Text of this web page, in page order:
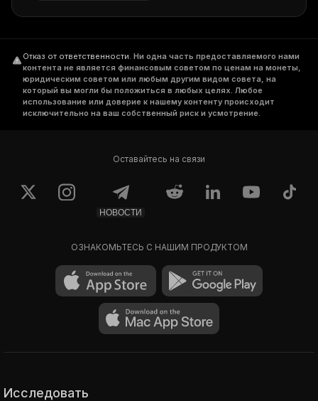
Отказ от ответственности. Ни одна часть предоставляемого нами
контента не является финансовым советом по ценам на монеты,
юридическим советом или любым другим видом совета, на
который вы могли бы положиться в любых целях. Любое
использование или доверие к нашему контенту происходит
исключительно на ваш собственный риск и усмотрение.
Оставайтесь на связи
НОВОСТИ
ОЗНАКОМЬТЕСЬ С НАШИМ ПРОДУКТОМ
Исследовать